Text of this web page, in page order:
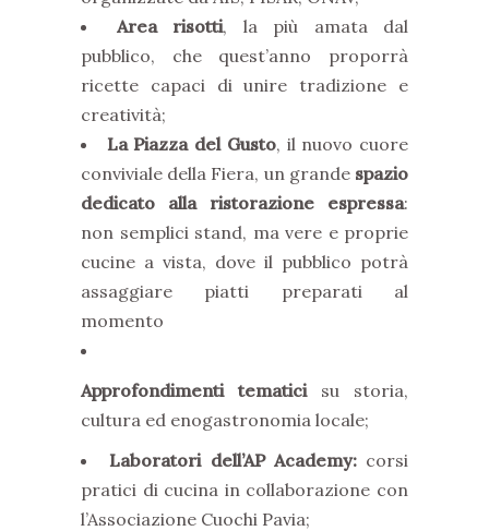
Area risotti, la più amata dal
pubblico, che quest’anno proporrà
ricette capaci di unire tradizione e
creatività;
La Piazza del Gusto, il nuovo cuore
conviviale della Fiera, un grande spazio
dedicato alla ristorazione espressa:
non semplici stand, ma vere e proprie
cucine a vista, dove il pubblico potrà
assaggiare piatti preparati al
momento
Approfondimenti tematicisu storia,
cultura ed enogastronomia locale;
Laboratori dell’AP Academy:corsi
pratici di cucina in collaborazione con
l’Associazione Cuochi Pavia;